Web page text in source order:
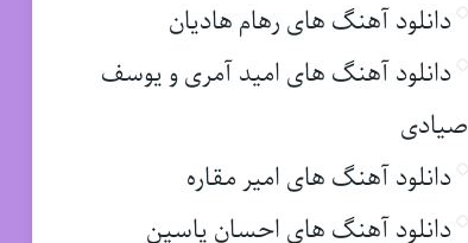
دانلود آهنگ های رهام هادیان
دانلود آهنگ های امید آمری و یوسف
صیادی
دانلود آهنگ های امیر مقاره
دانلود آهنگ های احسان یاسین